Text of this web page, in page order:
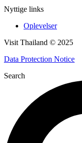
Nyttige links
Oplevelser
Visit Thailand © 2025
Data Protection Notice
Search